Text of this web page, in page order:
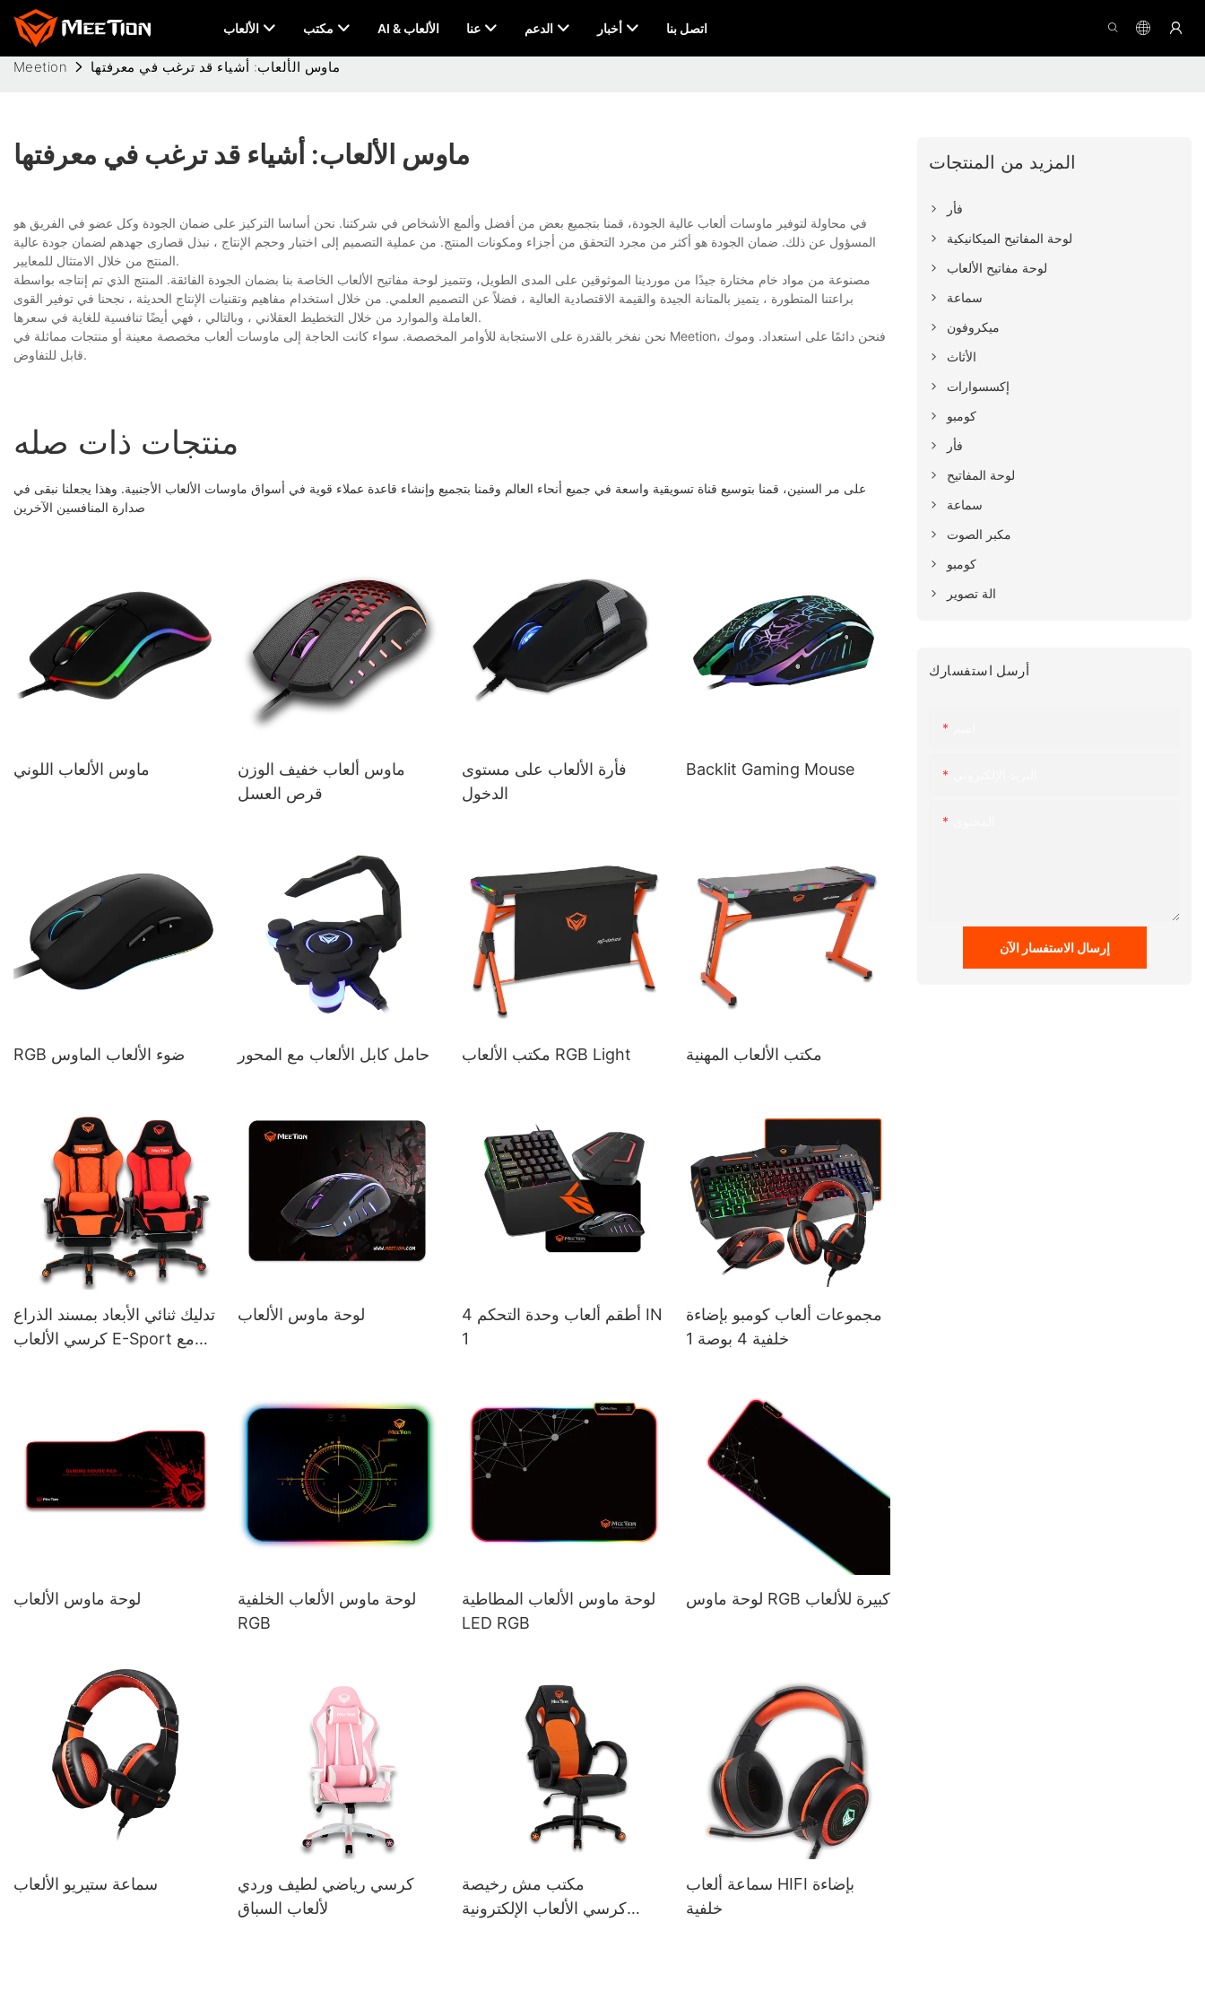
الألعاب مكتب AI & الألعاب عنا الدعم أخبار اتصل بنا
Meetion ماوس الألعاب: أشياء قد ترغب في معرفتها
ماوس الألعاب: أشياء قد ترغب في معرفتها
في محاولة لتوفير ماوسات ألعاب عالية الجودة، قمنا بتجميع بعض من أفضل وألمع الأشخاص في شركتنا. نحن أساسا التركيز على ضمان الجودة وكل عضو في الفريق هو
المسؤول عن ذلك. ضمان الجودة هو أكثر من مجرد التحقق من أجزاء ومكونات المنتج. من عملية التصميم إلى اختبار وحجم الإنتاج ، نبذل قصارى جهدهم لضمان جودة عالية
المنتج من خلال الامتثال للمعايير.
مصنوعة من مواد خام مختارة جيدًا من موردينا الموثوقين على المدى الطويل، وتتميز لوحة مفاتيح الألعاب الخاصة بنا بضمان الجودة الفائقة. المنتج الذي تم إنتاجه بواسطة
براعتنا المتطورة ، يتميز بالمتانة الجيدة والقيمة الاقتصادية العالية ، فضلاً عن التصميم العلمي. من خلال استخدام مفاهيم وتقنيات الإنتاج الحديثة ، نجحنا في توفير القوى
العاملة والموارد من خلال التخطيط العقلاني ، وبالتالي ، فهي أيضًا تنافسية للغاية في سعرها.
نحن نفخر بالقدرة على الاستجابة للأوامر المخصصة. سواء كانت الحاجة إلى ماوسات ألعاب مخصصة معينة أو منتجات مماثلة في Meetion، فنحن دائمًا على استعداد. وموك
قابل للتفاوض.
منتجات ذات صله
على مر السنين، قمنا بتوسيع قناة تسويقية واسعة في جميع أنحاء العالم وقمنا بتجميع وإنشاء قاعدة عملاء قوية في أسواق ماوسات الألعاب الأجنبية. وهذا يجعلنا نبقى في
صدارة المنافسين الآخرين
ماوس الألعاب اللوني
ماوس ألعاب خفيف الوزن
قرص العسل
فأرة الألعاب على مستوى
الدخول
Backlit Gaming Mouse
RGB ضوء الألعاب الماوس حامل كابل الألعاب مع المحور مكتب الألعاب RGB Light مكتب الألعاب المهنية
تدليك ثنائي الأبعاد بمسند الذراع
كرسي الألعاب E-Sport مع
لوحة ماوس الألعاب
أطقم ألعاب وحدة التحكم 4 IN
1
مجموعات ألعاب كومبو بإضاءة
خلفية 4 بوصة 1
لوحة ماوس الألعاب
لوحة ماوس الألعاب الخلفية
RGB
لوحة ماوس الألعاب المطاطية
LED RGB
لوحة ماوس RGB كبيرة للألعاب
سماعة ستيريو الألعاب
كرسي رياضي لطيف وردي
لألعاب السباق
كرسي الألعاب الإلكترونية
سماعة ألعاب HIFI بإضاءة
خلفية
المزيد من المنتجات
فأر
لوحة المفاتيح الميكانيكية
لوحة مفاتيح الألعاب
سماعة
ميكروفون
الأثاث
إكسسوارات
كومبو
فأر
لوحة المفاتيح
سماعة
مكبر الصوت
كومبو
الة تصوير
أرسل استفسارك
إرسال الاستفسار الآن